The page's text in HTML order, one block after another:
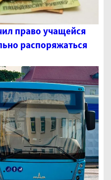
право учащейся
распоряжаться